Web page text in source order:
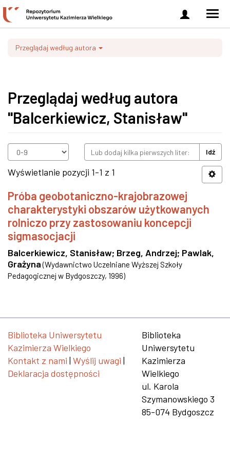
Zaloguj
się
Przeglądaj według autora
Przeglądaj według autora
"Balcerkiewicz, Stanisław"
Idź
Wyświetlanie pozycji 1-1 z 1
Próba geobotaniczno-krajobrazowej
charakterystyki obszarów użytkowanych
rolniczo przy zastosowaniu koncepcji
sigmasocjacji
Balcerkiewicz, Stanisław; Brzeg, Andrzej; Pawlak,
Grażyna (Wydawnictwo Uczelniane Wyższej Szkoły
Pedagogicznej w Bydgoszczy, 1996)
Biblioteka Uniwersytetu
Kazimierza Wielkiego
Kontakt z nami | Wyślij uwagi |
Deklaracja dostępności
Biblioteka
Uniwersytetu
Kazimierza
Wielkiego
ul. Karola
Szymanowskiego 3
85-074 Bydgoszcz